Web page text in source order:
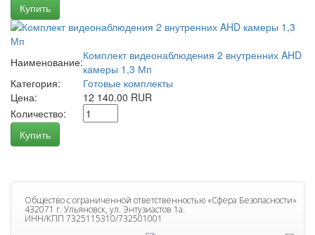
Купить
Наименование:Комплект видеонаблюдения 2 внутренних AHD
камеры 1,3 Мп
Категория:
Готовые комплекты
Цена:
12 140.00 RUR
Количество:
Купить
Общество с ограниченной ответственностью «Сфера Безопасности»
432071 г. Ульяновск, ул. Энтузиастов 1а.
ИНН/КПП 7325115310/732501001